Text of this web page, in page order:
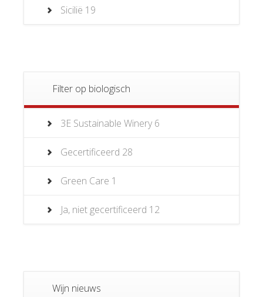
Sicilië 19
Filter op biologisch
3E Sustainable Winery 6
Gecertificeerd 28
Green Care 1
Ja, niet gecertificeerd 12
Wijn nieuws